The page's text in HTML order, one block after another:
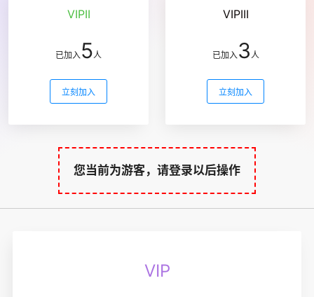
VIPII
已加入5人
立刻加入
VIPIII
已加入3人
立刻加入
您当前为游客，请登录以后操作
VIP